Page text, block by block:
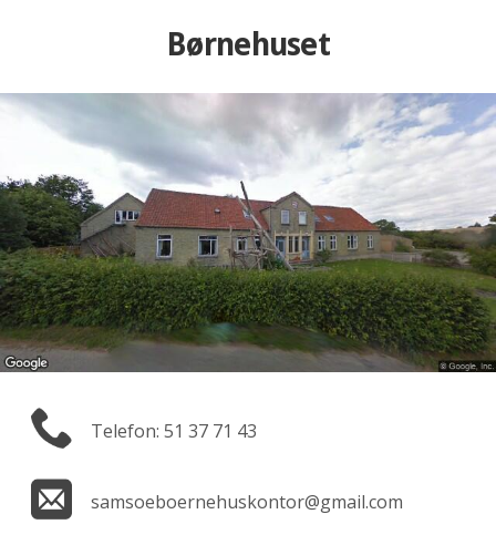
Børnehuset
Telefon: 51 37 71 43
samsoeboernehuskontor@gmail.com